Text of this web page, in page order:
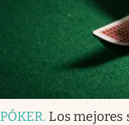
PÓKER. Los mejores